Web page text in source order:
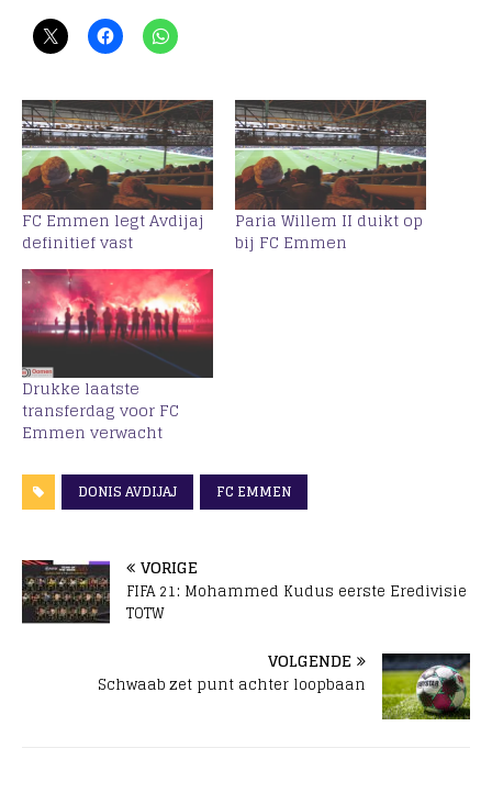
FC Emmen legt Avdijaj
definitief vast
Paria Willem II duikt op
bij FC Emmen
Drukke laatste
transferdag voor FC
Emmen verwacht
DONIS AVDIJAJ FC EMMEN
VORIGE
FIFA 21: Mohammed Kudus eerste Eredivisie
TOTW
VOLGENDE
Schwaab zet punt achter loopbaan